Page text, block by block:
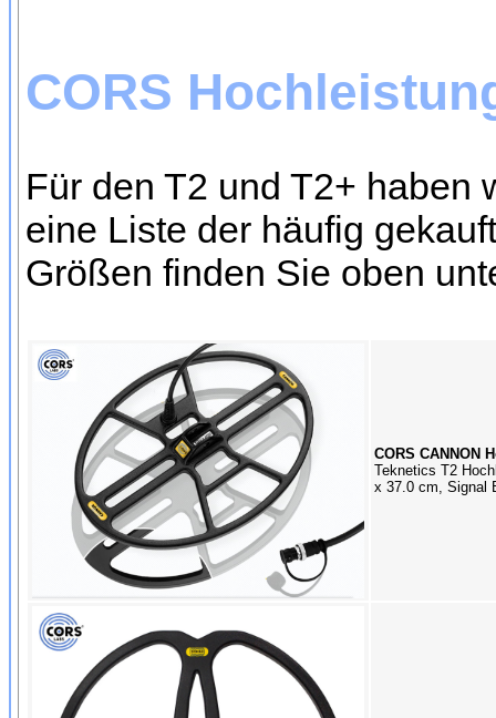
CORS
Für den T2 und T2+ haben
eine Liste der häufig
Größen finden Sie oben
CORS CANNON
Teknetics T2
x 37.0 cm, Signal